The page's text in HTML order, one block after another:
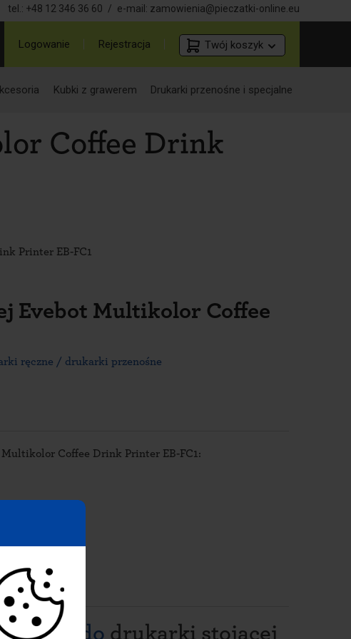
tel.: +48 12 346 36 60 / e-mail: zamowienia@pieczatki-online.eu
Logowanie Rejestracja Twój koszyk
Kubki z grawerem Drukarki przenośne i specjalne
Coffee Drink
Printer EB-FC1
Evebot Multikolor Coffee
ręczne / drukarki przenośne
Coffee Drink Printer EB-FC1:
do drukarki stojącej